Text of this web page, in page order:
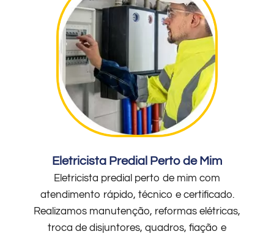
Eletricista Predial Perto de Mim
Eletricista predial perto de mim com
atendimento rápido, técnico e certificado.
Realizamos manutenção, reformas elétricas,
troca de disjuntores, quadros, fiação e